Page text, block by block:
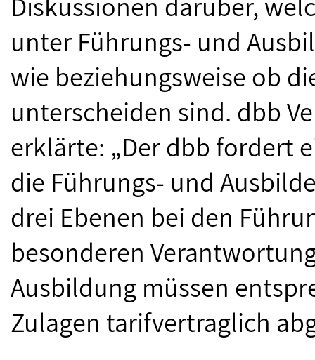
unter Führungs- und
wie beziehungsweise ob
unterscheiden sind. dbb
erklärte: „Der dbb fordert
die Führungs- und
drei Ebenen bei den
besonderen
Ausbildung müssen
Zulagen tarifvertraglich